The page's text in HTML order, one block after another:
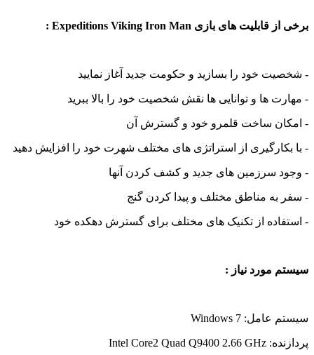
برخی از قابلیت های بازی Expeditions Viking Iron Man :
- شخصیت خود را بسازید و حکومت جدید آغاز نمایید
- مهارت ها و توانایی ها نقش شخصیت خود را بالا ببرید
- امکان ساخت قلمرو خود و گسترش آن
- با بکارگیری از استراتژی های مختلف شهرت خود را افزایش دهید
- وجود سرزمین های جدید و کشف کردن آنها
- سفر به مناطق مختلف و پیدا کردن گنج
- استفاده از تکنیک های مختلف برای گسترش دهکده خود
سیستم مورد نیاز :
سیستم عامل: Windows 7
پردازنده: Intel Core2 Quad Q9400 2.66 GHz